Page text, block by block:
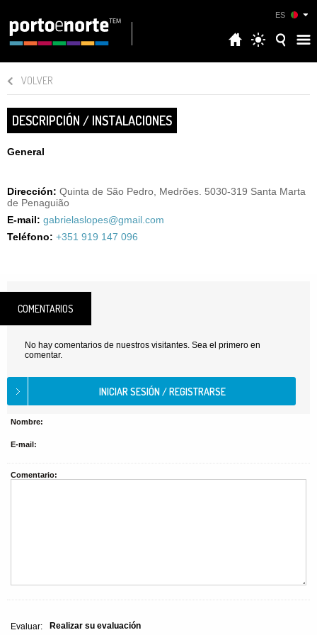
ES
VOLVER
DESCRIPCIÓN / INSTALACIONES
General
Dirección: Quinta de São Pedro, Medrões. 5030-319 Santa Marta
de Penaguião
E-mail: gabrielaslopes@gmail.com
Teléfono: +351 919 147 096
COMENTARIOS
No hay comentarios de nuestros visitantes. Sea el primero en
comentar.
Nombre:
E-mail:
Comentario:
Evaluar: Realizar su evaluación